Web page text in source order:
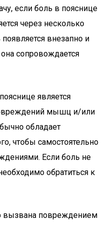
если боль в пояснице
через несколько
внезапно и
сопровождается
является
мышц и/или
обладает
чтобы самостоятельно
Если боль не
обратиться к
вызвана повреждением